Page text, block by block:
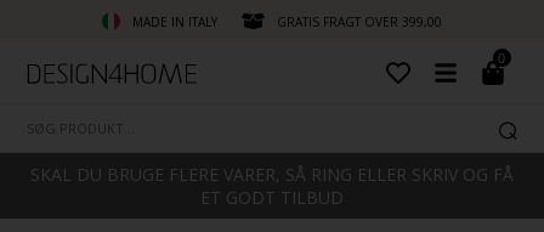
MADE IN ITALY GRATIS FRAGT OVER 399,00
0
SKAL DU BRUGE FLERE VARER, SÅ RING ELLER SKRIV OG FÅ
ET GODT TILBUD